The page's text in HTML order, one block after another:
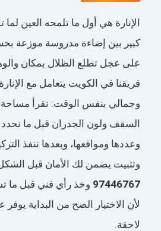
الإنارة هي أول ما تلمحه العين
كبير بين إضاءة مدروسة موزعة
على عجل تطلع الظلال بمكان
فريقنا في الكويت يتعامل مع
وجمالي بنفس الوقت: نقرأ مساحة
السقف ولون الجدران قبل ما
وعددها ومواقعها، وبعدها ننفذ
وتثبيت يضمن لك الأمان قبل
97446767 وخذ رأي فني قبل ما
لأن الاختيار الصح من البداية
لاحقة.